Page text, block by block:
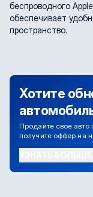
беспроводного
обеспечивает
пространство.
Хотите
Продайте свое авто
получите оффер на